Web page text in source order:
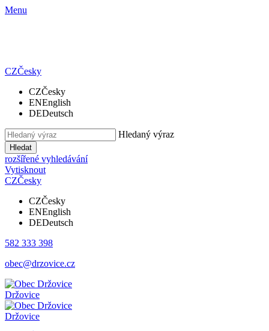
Menu
CZČesky
CZČesky
ENEnglish
DEDeutsch
Hledaný výraz
Hledat
rozšířené vyhledávání
Vytisknout
CZČesky
CZČesky
ENEnglish
DEDeutsch
582 333 398
obec@drzovice.cz
Držovice
Držovice